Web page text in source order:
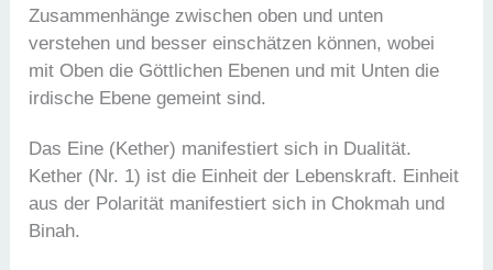
Zusammenhänge zwischen oben und unten
verstehen und besser einschätzen können, wobei
mit Oben die Göttlichen Ebenen und mit Unten die
irdische Ebene gemeint sind.
Das Eine (Kether) manifestiert sich in Dualität.
Kether (Nr. 1) ist die Einheit der Lebenskraft. Einheit
aus der Polarität manifestiert sich in Chokmah und
Binah.